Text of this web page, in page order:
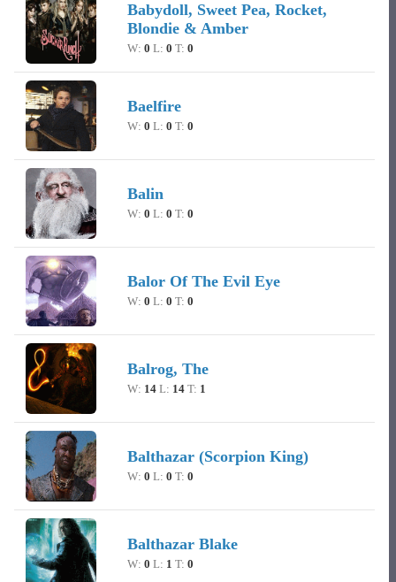
Babydoll, Sweet Pea, Rocket,
Blondie & Amber
W: 0 L: 0 T: 0
Baelfire
W: 0 L: 0 T: 0
Balin
W: 0 L: 0 T: 0
Balor Of The Evil Eye
W: 0 L: 0 T: 0
Balrog, The
W: 14L: 14T: 1
Balthazar (Scorpion King)
W: 0 L: 0 T: 0
Balthazar Blake
W: 0 L: 1 T: 0